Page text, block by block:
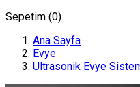
Sepetim (0)
Ana Sayfa
Evye
Ultrasonik Evye